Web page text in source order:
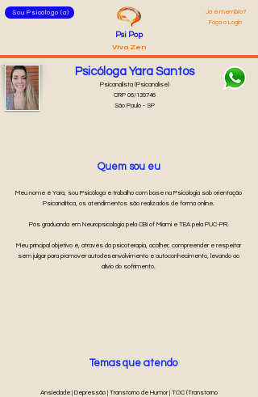
Sou Psicólogo (a)
Já é membro?
Faça o Login
Psi Pop
Viva Zen
Psicóloga Yara Santos
CRP 06/139746
São Paulo - SP
Psicanalista (Psicanálise)
Quem sou eu
Meu nome é Yara, sou Psicóloga e trabalho com base na Psicologia sob orientação
Psicanalítica, os atendimentos são realizados de forma online.
Pós graduanda em Neuropsicologia pela CBI of Miami e TEA pela PUC-PR.
Meu principal objetivo é, através da psicoterapia, acolher, compreender e respeitar
sem julgar para promover autodesenvolvimento e autoconhecimento, levando ao
alívio do sofrimento.
Temas que atendo
Ansiedade | Depressão | Transtorno de Humor | TOC (Transtorno